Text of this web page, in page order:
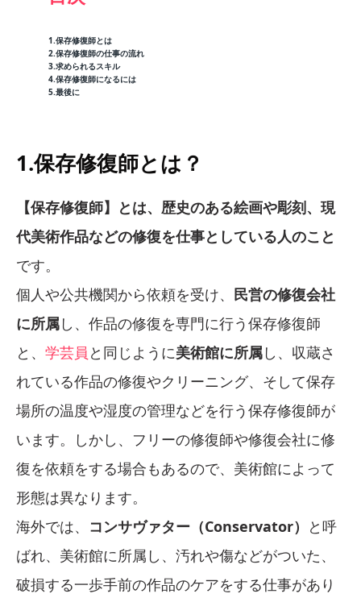
1.保存修復師とは
2.保存修復師の仕事の流れ
3.求められるスキル
4.保存修復師になるには
5.最後に
1.保存修復師とは？
【保存修復師】とは、歴史のある絵画や彫刻、現
代美術作品などの修復を仕事としている人のこと
です。
個人や公共機関から依頼を受け、 民営の修復会社
に所属し、作品の修復を専門に行う保存修復師
と、 学芸員 と同じように美術館に所属し、収蔵さ
れている作品の修復やクリーニング、そして保存
場所の温度や湿度の管理などを行う保存修復師が
います。しかし、フリーの修復師や修復会社に修
復を依頼をする場合もあるので、美術館によって
形態は異なります。
海外では、 コンサヴァター（Conservator） と呼
ばれ、美術館に所属し、汚れや傷などがついた、
破損する一歩手前の作品のケアをする仕事があり